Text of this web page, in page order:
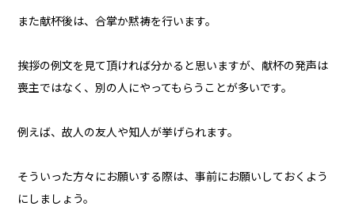
また献杯後は、合掌か黙祷を行います。
挨拶の例文を見て頂ければ分かると思いますが、献杯の発声は
喪主ではなく、別の人にやってもらうことが多いです。
例えば、故人の友人や知人が挙げられます。
そういった方々にお願いする際は、事前にお願いしておくよう
にしましょう。